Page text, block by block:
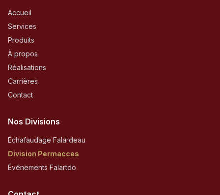
Accueil
Services
Produits
À propos
Réalisations
Carrières
Contact
Nos Divisions
Échafaudage Falardeau
Division Permacces
Événements Falartdo